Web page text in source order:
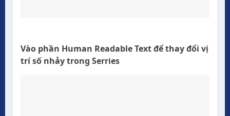
Vào phần Human Readable Text để thay đổi vị
trí số nhảy trong Serries